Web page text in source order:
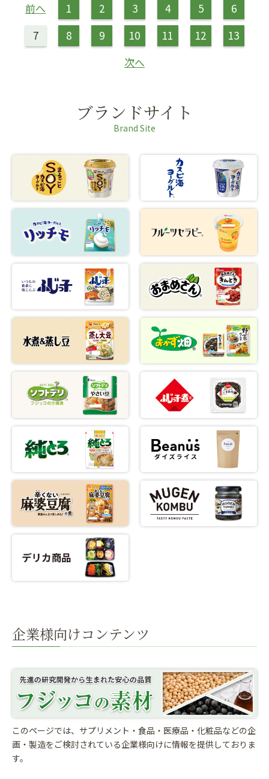
前へ 1 2 3 4 5
6
7
8 9 10 11 12
13
次へ
ブランドサイト
Brand Site
企業様向けコンテンツ
このページでは、サプリメント・食品・医療品・化粧品などの企
画・製造をご検討されている企業様向けに情報を提供しておりま
す。